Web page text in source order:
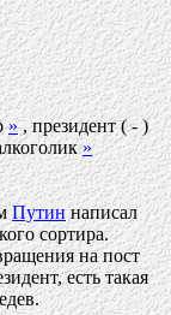
», президент ( - )
»
Путиннаписал
сортира.
на пост
есть такая